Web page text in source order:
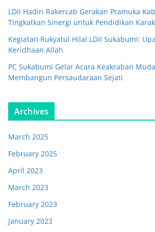
LDII Hadiri Rakercab Gerakan Pramuka
Tingkatkan Sinergi untuk Pendidikan
Kegiatan Rukyatul Hilal LDII Sukabumi:
Keridhaan Allah
PC Sukabumi Gelar Acara Keakraban
Membangun Persaudaraan Sejati
Archives
March 2025
February 2025
April 2023
March 2023
February 2023
January 2023